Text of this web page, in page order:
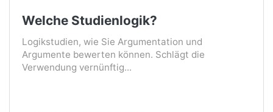
Welche Studienlogik?
Logikstudien, wie Sie Argumentation und
Argumente bewerten können. Schlägt die
Verwendung vernünftig...